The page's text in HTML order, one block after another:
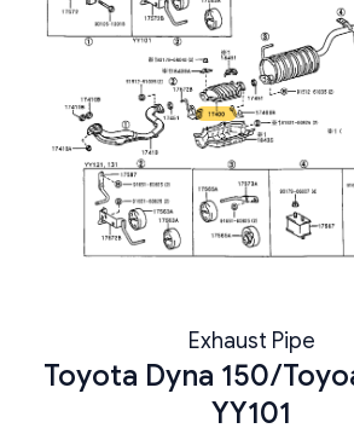
Exhaust Pipe
Toyota Dyna 150/
YY101